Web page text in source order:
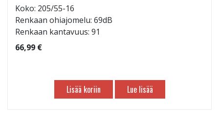
Koko: 205/55-16
Renkaan ohiajomelu: 69dB
Renkaan kantavuus: 91
66,99 €
Lisää koriin Lue lisää